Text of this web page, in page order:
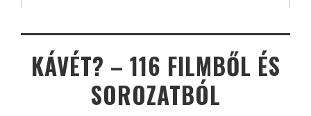
KÁVÉT? – 116 FILMBŐL ÉS
SOROZATBÓL